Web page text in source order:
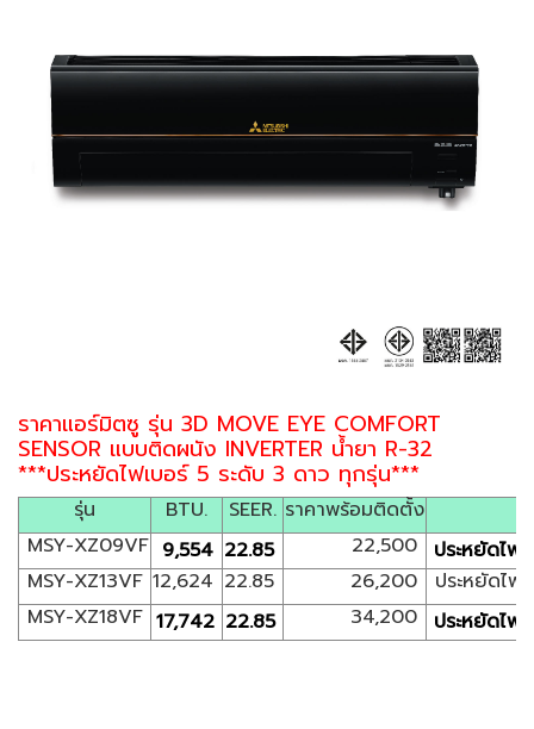
ราคาแอร์มิตซู รุ่น 3D MOVE EYE COMFORT
SENSOR แบบติดผนัง INVERTER น้ำยา R-32
***ประหยัดไฟเบอร์ 5 ระดับ 3 ดาว ทุกรุ่น***
รุ่น BTU. SEER. ราคาพร้อมติดตั้ง
MSY-XZ09VF 9,554 22.85 22,500
ประหยัดไฟ
MSY-XZ13VF 12,624 22.85 26,200
ประหยัดไฟ
MSY-XZ18VF 17,742 22.85 34,200 ประหยัดไฟ